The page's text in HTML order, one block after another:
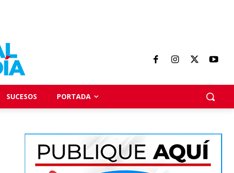
SUCESOS PORTADA